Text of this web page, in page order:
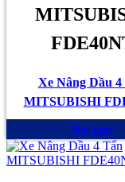
Xe Nâng Dầu 4
MITSUBISHI
Mua ngay